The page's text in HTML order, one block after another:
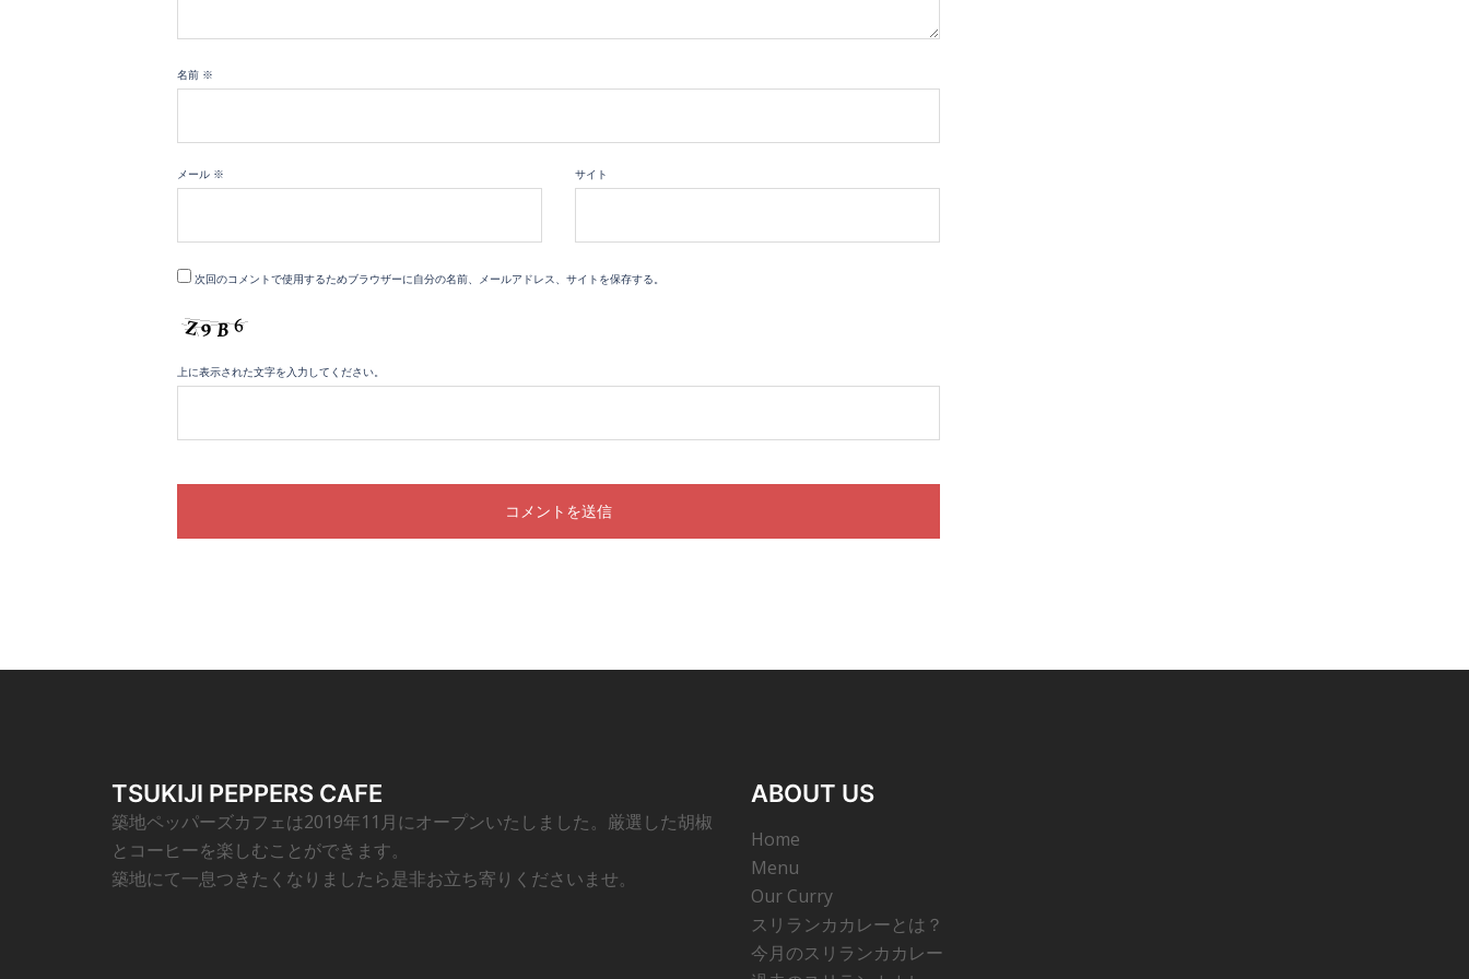
名前 ※
メール ※ サイト
次回のコメントで使用するためブラウザーに自分の名前、メールアドレス、サイトを保存する。
上に表示された文字を入力してください。
TSUKIJI PEPPERS CAFE
築地ペッパーズカフェは2019年11月にオープンいたしました。厳選した胡椒
とコーヒーを楽しむことができます。
築地にて一息つきたくなりましたら是非お立ち寄りくださいませ。
ABOUT US
Home
Menu
Our Curry
スリランカカレーとは？
今月のスリランカカレー